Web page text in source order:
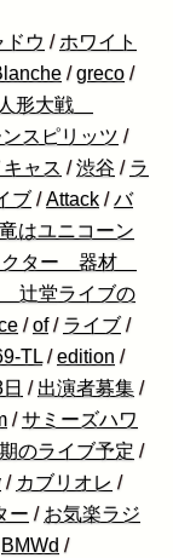
ドウ / ホワイト
/greco /
形大戦
スピリッツ /
ャス /渋谷 / ラ
ブ /Attack /バ
はユニコーン
クター 器材
辻堂ライブの
/of / ライブ /
TL /edition /
/ 出演者募集 /
/サミーズハワ
のライブ予定 /
/ カブリオレ /
ー / お気楽ラジ
BMWd /